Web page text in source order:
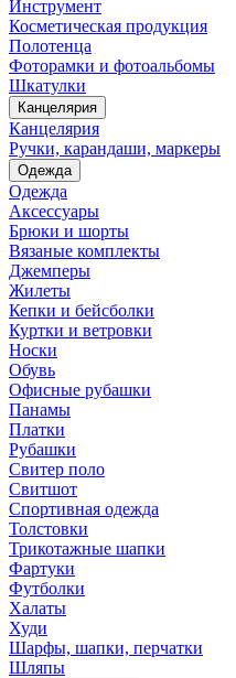
Инструмент
Косметическая продукция
Полотенца
Фоторамки и фотоальбомы
Шкатулки
Канцелярия
Канцелярия
Ручки, карандаши, маркеры
Одежда
Одежда
Аксессуары
Брюки и шорты
Вязаные комплекты
Джемперы
Жилеты
Кепки и бейсболки
Куртки и ветровки
Носки
Обувь
Офисные рубашки
Панамы
Платки
Рубашки
Свитер поло
Свитшот
Спортивная одежда
Толстовки
Трикотажные шапки
Фартуки
Футболки
Халаты
Худи
Шарфы, шапки, перчатки
Шляпы